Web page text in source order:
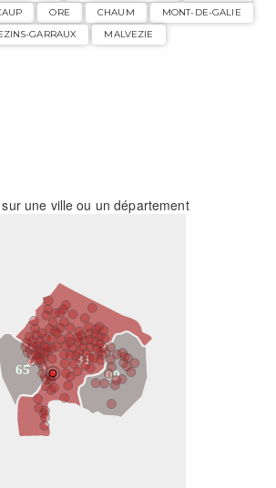
ORE CHAUM
MONT-DE-GALIE
GARRAUX
MALVEZIE
une ville ou un département
31
09
65